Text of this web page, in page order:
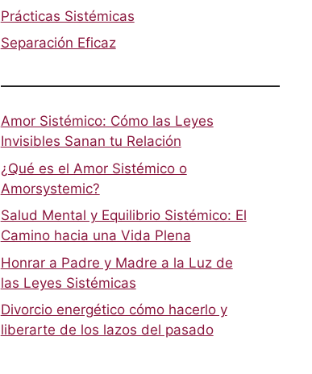
Prácticas Sistémicas
Separación Eficaz
Amor Sistémico: Cómo las Leyes
Invisibles Sanan tu Relación
¿Qué es el Amor Sistémico o
Amorsystemic?
Salud Mental y Equilibrio Sistémico: El
Camino hacia una Vida Plena
Honrar a Padre y Madre a la Luz de
las Leyes Sistémicas
Divorcio energético cómo hacerlo y
liberarte de los lazos del pasado